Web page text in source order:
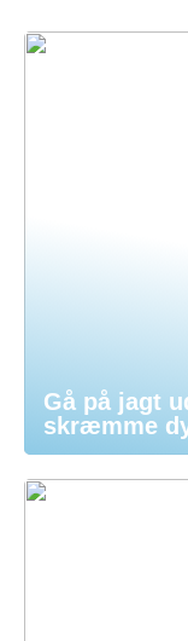
Gå på jagt
skræmme